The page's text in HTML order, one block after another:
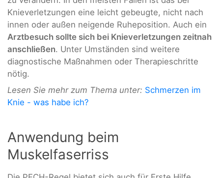
Knieverletzungen eine leicht gebeugte, nicht nach
innen oder außen neigende Ruheposition. Auch ein
Arztbesuch sollte sich bei Knieverletzungen zeitnah
anschließen. Unter Umständen sind weitere
diagnostische Maßnahmen oder Therapieschritte
nötig.
Lesen Sie mehr zum Thema unter: Schmerzen im
Knie - was habe ich?
Anwendung beim
Muskelfaserriss